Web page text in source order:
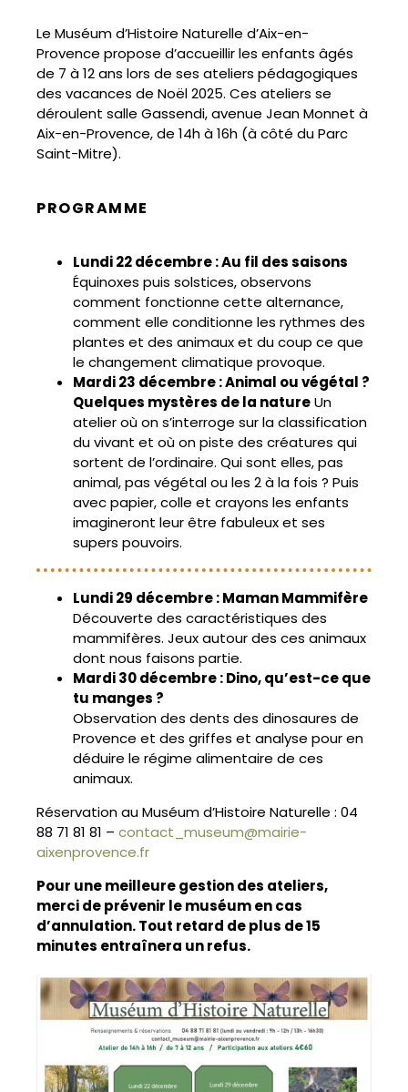
Le Muséum d’Histoire Naturelle d’Aix-en-
Provence propose d’accueillir les enfants âgés
de 7 à 12 ans lors de ses ateliers pédagogiques
des vacances de Noël 2025. Ces ateliers se
déroulent salle Gassendi, avenue Jean Monnet à
Aix-en-Provence, de 14h à 16h (à côté du Parc
Saint-Mitre).
PROGRAMME
Lundi 22 décembre : Au fil des saisons
Équinoxes puis solstices, observons
comment fonctionne cette alternance,
comment elle conditionne les rythmes des
plantes et des animaux et du coup ce que
le changement climatique provoque.
Mardi 23 décembre : Animal ou végétal ?
Quelques mystères de la natureUn
atelier où on s’interroge sur la classification
du vivant et où on piste des créatures qui
sortent de l’ordinaire. Qui sont elles, pas
animal, pas végétal ou les 2 à la fois ? Puis
avec papier, colle et crayons les enfants
imagineront leur être fabuleux et ses
supers pouvoirs.
Lundi 29 décembre : Maman Mammifère
Découverte des caractéristiques des
mammifères. Jeux autour des ces animaux
dont nous faisons partie.
Mardi 30 décembre : Dino, qu’est-ce que
tu manges ?
Observation des dents des dinosaures de
Provence et des griffes et analyse pour en
déduire le régime alimentaire de ces
animaux.
Réservation au Muséum d’Histoire Naturelle : 04
88 71 81 81 – contact_museum@mairie-
aixenprovence.fr
Pour une meilleure gestion des ateliers,
merci de prévenir le muséum en cas
d’annulation. Tout retard de plus de 15
minutes entraînera un refus.